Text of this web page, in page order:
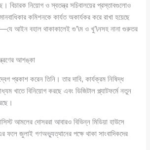
বিচারক নিয়োগ ও স্বতন্ত্র সচিবালয়ের প্রস্তাবগুলোও
কমিশনকে কার্যত অকার্যকর করে রাখা হয়েছে
আইন বহাল থাকাকালেই গু’\ম ও খু’\নসহ নানা গুরুতর
আশঙ্কা
প্রকাশ করেন তিনি। তার দাবি, কার্যক্রম নিষিদ্ধ
খাতে বিনিয়োগ করছে এবং ডিজিটাল প্ল্যাটফর্মে নতুন
আমলের দোসররা আবারও বিভিন্ন মিডিয়া হাউসে
ফলে জুলাই গণঅভ্যুত্থানের পক্ষে থাকা সাংবাদিকদের